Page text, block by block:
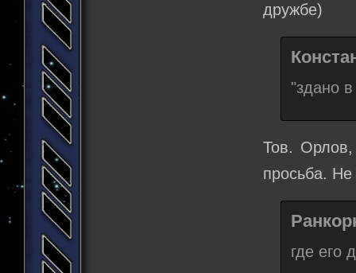
дружбе)
"здано
Тов. Орлов,
просьба.
где его